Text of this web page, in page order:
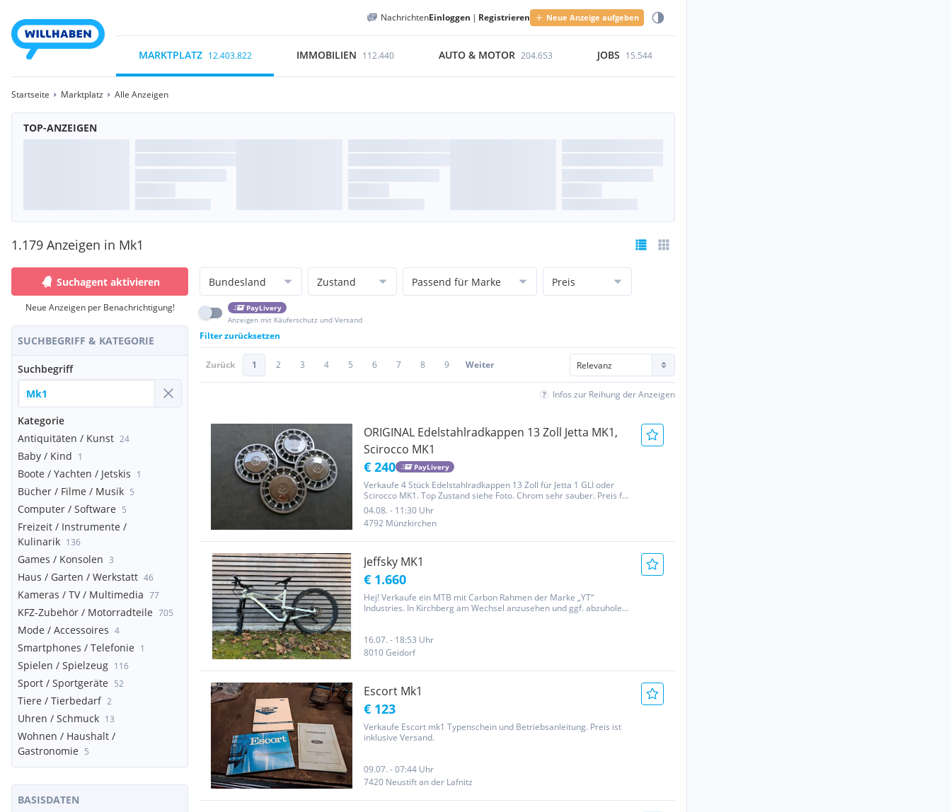
NachrichtenEinloggen | Registrieren Neue Anzeige aufgeben
MARKTPLATZ 12.403.822 IMMOBILIEN 112.440 AUTO & MOTOR 204.653 JOBS 15.544
Startseite Marktplatz Alle Anzeigen
TOP-ANZEIGEN
1.179 Anzeigen in Mk1
Suchagent aktivieren
Neue Anzeigen per Benachrichtigung!
SUCHBEGRIFF & KATEGORIE
Suchbegriff
Kategorie
Antiquitäten / Kunst 24
Baby / Kind 1
Boote / Yachten / Jetskis 1
Bücher / Filme / Musik 5
Computer / Software 5
Freizeit / Instrumente /
Kulinarik 136
Games / Konsolen 3
Haus / Garten / Werkstatt 46
Kameras / TV / Multimedia 77
KFZ-Zubehör / Motorradteile 705
Mode / Accessoires 4
Smartphones / Telefonie 1
Spielen / Spielzeug 116
Sport / Sportgeräte 52
Tiere / Tierbedarf 2
Uhren / Schmuck 13
Wohnen / Haushalt /
Gastronomie 5
BASISDATEN
Bundesland Zustand Passend für Marke Preis
PayLivery
Anzeigen mit Käuferschutz und Versand
Filter zurücksetzen
Zurück 1 2 3 4 5 6 7 8 9 Weiter
Infos zur Reihung der Anzeigen
ORIGINAL Edelstahlradkappen 13 Zoll Jetta MK1,
Scirocco MK1
€ 240 PayLivery
Verkaufe 4 Stück Edelstahlradkappen 13 Zoll für Jetta 1 GLI oder
Scirocco MK1. Top Zustand siehe Foto. Chrom sehr sauber. Preis für
alle 4 Stück, nur Gesamtausgabe. Mitnahme ggf Raum OÖ oder
SBG möglich. Exkl Versandkosten
04.08. - 11:30 Uhr
4792 Münzkirchen
Jeffsky MK1
€ 1.660
Hej! Verkaufe ein MTB mit Carbon Rahmen der Marke „YT“
Industries. In Kirchberg am Wechsel anzusehen und ggf. abzuholen.
16.07. - 18:53 Uhr
8010 Geidorf
Escort Mk1
€ 123
Verkaufe Escort mk1 Typenschein und Betriebsanleitung. Preis ist
inklusive Versand.
09.07. - 07:44 Uhr
7420 Neustift an der Lafnitz